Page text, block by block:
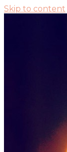
Skip to content